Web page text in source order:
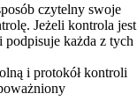
czytelny swoje
Jeżeli kontrola jest
podpisuje każda z tych
i protokół kontroli